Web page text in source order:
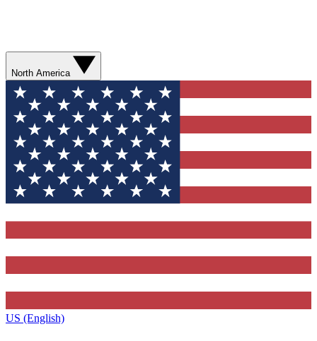
North America
US (English)